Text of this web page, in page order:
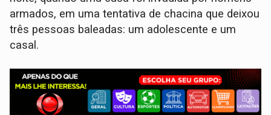
armados, em uma tentativa de chacina que deixou
três pessoas baleadas: um adolescente e um
casal.